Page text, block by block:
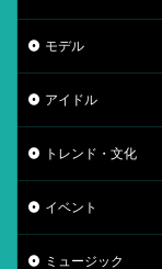
モデル
アイドル
トレンド・文化
イベント
ミュージック